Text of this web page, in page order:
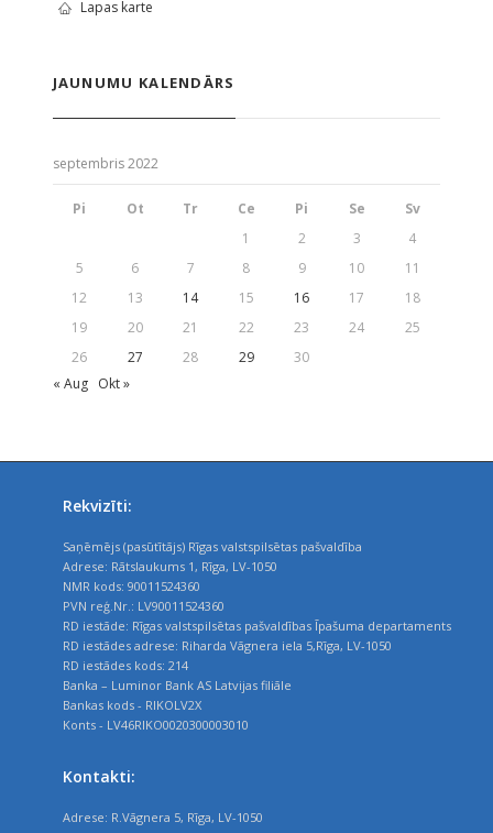
Lapas karte
JAUNUMU KALENDĀRS
septembris 2022
Pi Ot Tr Ce Pi Se
Sv
1
2 3
4
5
6 7 8 9 10
11
12
13 14 15 16 17
18
19
20 21 22 23 24
25
26
27 28 29
30
« Aug
Okt »
Rekvizīti:
Saņēmējs (pasūtītājs) Rīgas valstspilsētas pašvaldība
Adrese: Rātslaukums 1, Rīga, LV-1050
NMR kods: 90011524360
PVN reģ.Nr.: LV90011524360
RD iestāde: Rīgas valstspilsētas pašvaldības Īpašuma departaments
RD iestādes adrese: Riharda Vāgnera iela 5,Rīga, LV-1050
RD iestādes kods: 214
Banka – Luminor Bank AS Latvijas filiāle
Bankas kods - RIKOLV2X
Konts - LV46RIKO0020300003010
Kontakti:
Adrese: R.Vāgnera 5, Rīga, LV-1050